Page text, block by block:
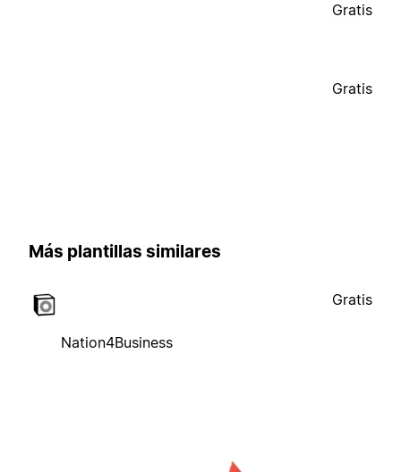
Gratis
Gratis
Más plantillas similares
Nation4Business
Gratis